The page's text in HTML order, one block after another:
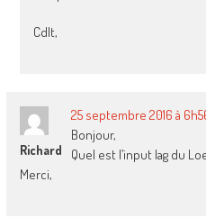
Cdlt,
Richard
25 septembre 2016 à
Bonjour,
Quel est l’input lag du
Merci,